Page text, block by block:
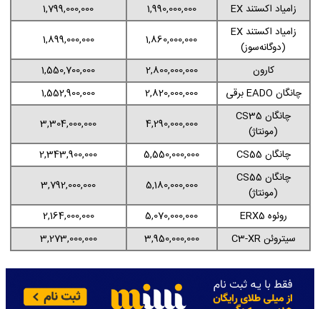
زامیاد اکستند EX
1,990,000,000
1,799,000,000
زامیاد اکستند EX
(دوگانه‌سوز)
1,860,000,000
1,899,000,000
کارون
2,800,000,000
1,550,700,000
چانگان EADO برقی
2,820,000,000
1,552,900,000
چانگان CS35
(مونتاژ)
4,290,000,000
3,304,000,000
چانگان CS55
5,550,000,000
2,343,900,000
چانگان CS55
(مونتاژ)
5,180,000,000
3,792,000,000
روئوه ERX5
5,070,000,000
2,164,000,000
سیتروئن C3-XR
3,950,000,000
3,273,000,000